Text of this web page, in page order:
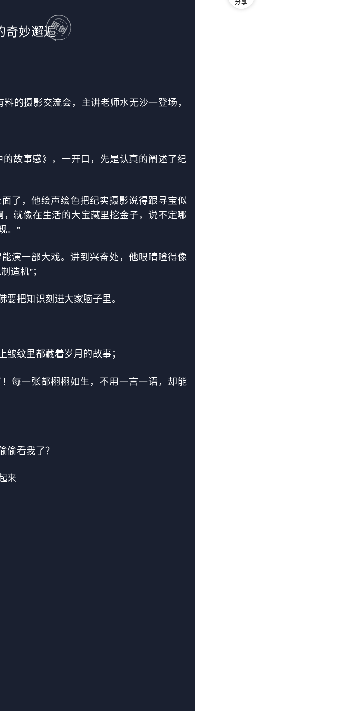
奇妙邂逅
的摄影交流会，主讲老师水无沙一登场，
故事感》，一开口，先是认真的阐述了纪
了，他绘声绘色把纪实摄影说得跟寻宝似
就像在生活的大宝藏里挖金子，说不定哪
。”
演一部大戏。讲到兴奋处，他眼睛瞪得像
造机”；
把知识刻进大家脑子里。
纹里都藏着岁月的故事；
每一张都栩栩如生，不用一言一语，却能
偷看我了？
来
分享